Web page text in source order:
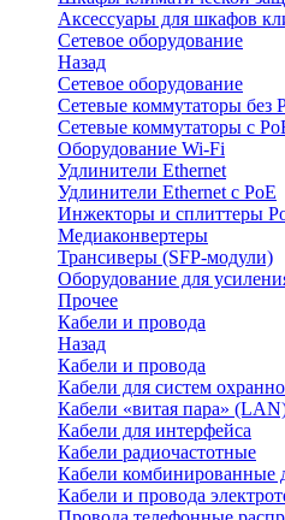
Аксессуары для шкафов
Сетевое оборудование
Назад
Сетевое оборудование
Сетевые коммутаторы без
Сетевые коммутаторы с
Оборудование Wi-Fi
Удлинители Ethernet
Удлинители Ethernet с PoE
Инжекторы и сплиттеры
Медиаконвертеры
Трансиверы (SFP-модули)
Оборудование для
Прочее
Кабели и провода
Назад
Кабели и провода
Кабели для систем
Кабели «витая пара»
Кабели для интерфейса
Кабели радиочастотные
Кабели комбинированные
Кабели и провода